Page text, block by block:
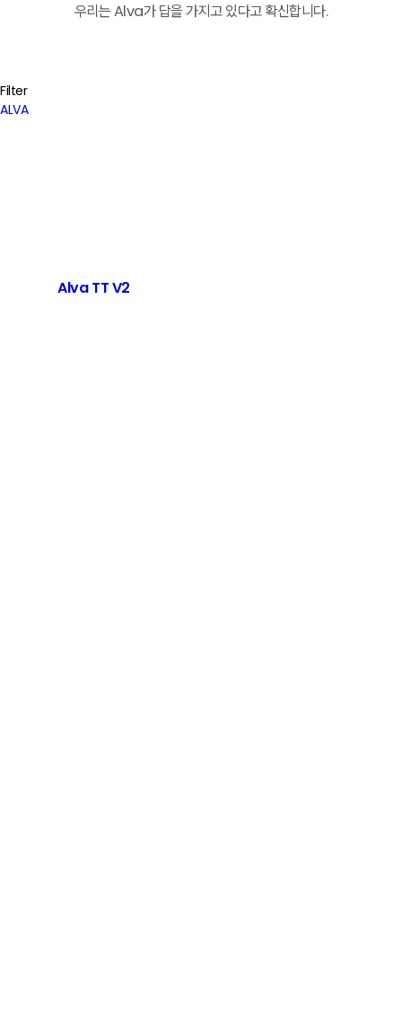
우리는 Alva가 답을 가지고 있다고 확신합니다.
Filter
ALVA
Alva TT V2